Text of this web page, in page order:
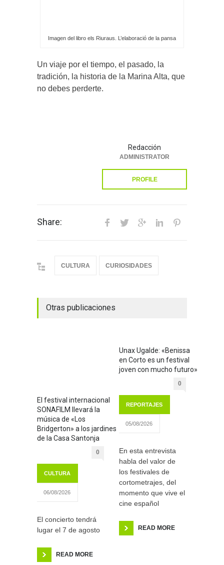
Imagen del libro els Riuraus. L’elaboració de la pansa
Un viaje por el tiempo, el pasado, la
tradición, la historia de la Marina Alta, que
no debes perderte.
Redacción
ADMINISTRATOR
PROFILE
Share:
CULTURA CURIOSIDADES
Otras publicaciones
El festival internacional
SONAFILM llevará la
música de «Los
Bridgerton» a los jardines
de la Casa Santonja
0
CULTURA
06/08/2026
El concierto tendrá
lugar el 7 de agosto
READ MORE
Unax Ugalde: «Benissa
en Corto es un festival
joven con mucho futuro»
0
REPORTAJES
05/08/2026
En esta entrevista
habla del valor de
los festivales de
cortometrajes, del
momento que vive el
cine español
READ MORE